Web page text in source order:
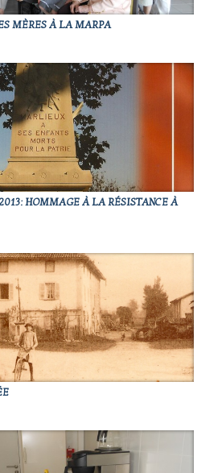
MÈRES À LA MARPA
HOMMAGE À LA RÉSISTANCE À